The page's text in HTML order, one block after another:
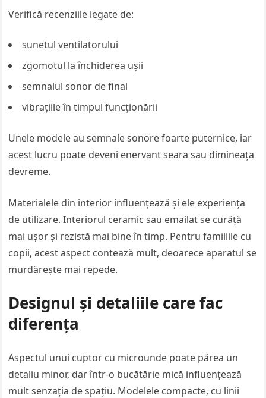
Verifică recenziile legate de:
sunetul ventilatorului
zgomotul la închiderea ușii
semnalul sonor de final
vibrațiile în timpul funcționării
Unele modele au semnale sonore foarte puternice, iar
acest lucru poate deveni enervant seara sau dimineața
devreme.
Materialele din interior influențează și ele experiența
de utilizare. Interiorul ceramic sau emailat se curăță
mai ușor și rezistă mai bine în timp. Pentru familiile cu
copii, acest aspect contează mult, deoarece aparatul se
murdărește mai repede.
Designul și detaliile care fac
diferența
Aspectul unui cuptor cu microunde poate părea un
detaliu minor, dar într-o bucătărie mică influențează
mult senzația de spațiu. Modelele compacte, cu linii